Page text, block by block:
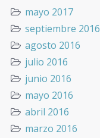
mayo 2017
septiembre 2016
agosto 2016
julio 2016
junio 2016
mayo 2016
abril 2016
marzo 2016